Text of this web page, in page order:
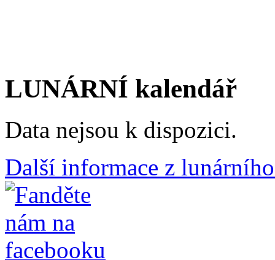
LUNÁRNÍ kalendář
Data nejsou k dispozici.
Další informace z